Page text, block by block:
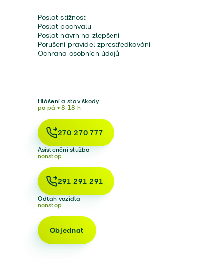
Poslat stížnost
Poslat pochvalu
Poslat návrh na zlepšení
Porušení pravidel zprostředkování
Ochrana osobních údajů
Hlášení a stav škody
po-pá • 8-18 h
270 270 777
Asistenční služba
nonstop
291 291 291
Odtah vozidla
nonstop
Objednat